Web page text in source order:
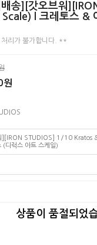
배송][갓오브워
l 크레토스 &
리가 불가합니다. **
원
][IRON STUDIOS] 1/10
디럭스 아트 스케일)
상품이 품절되었